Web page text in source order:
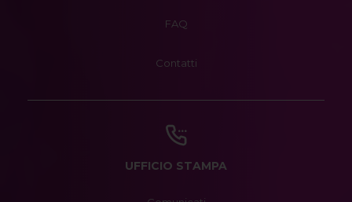
FAQ
Contatti
UFFICIO STAMPA